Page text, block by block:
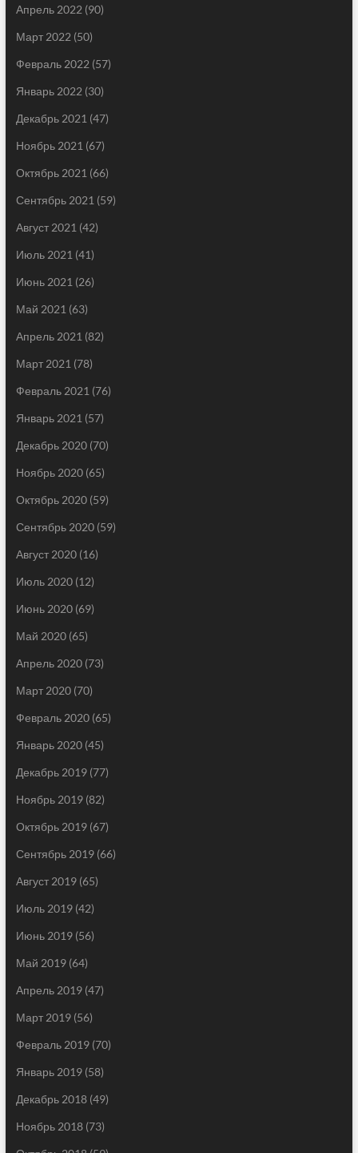
Апрель 2022 (90)
Март 2022 (50)
Февраль 2022 (57)
Январь 2022 (30)
Декабрь 2021 (47)
Ноябрь 2021 (67)
Октябрь 2021 (66)
Сентябрь 2021 (59)
Август 2021 (42)
Июль 2021 (41)
Июнь 2021 (26)
Май 2021 (63)
Апрель 2021 (82)
Март 2021 (78)
Февраль 2021 (76)
Январь 2021 (57)
Декабрь 2020(70)
Ноябрь 2020(65)
Октябрь 2020(59)
Сентябрь 2020(59)
Август 2020(16)
Июль 2020(12)
Июнь 2020(69)
Май 2020(65)
Апрель 2020(73)
Март 2020(70)
Февраль 2020(65)
Январь 2020(45)
Декабрь 2019(77)
Ноябрь 2019(82)
Октябрь 2019(67)
Сентябрь 2019(66)
Август 2019(65)
Июль 2019(42)
Июнь 2019(56)
Май 2019(64)
Апрель 2019(47)
Март 2019(56)
Февраль 2019(70)
Январь 2019(58)
Декабрь 2018(49)
Ноябрь 2018(73)